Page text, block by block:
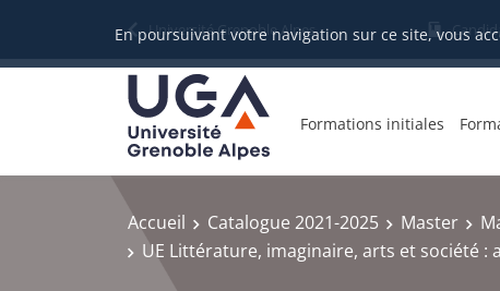
En poursuivant votre navigation sur ce site, vous
Université Grenoble Alpes
Formations initiales
Accueil Catalogue 2021-2025 Master
UE Littérature, imaginaire, arts et société :